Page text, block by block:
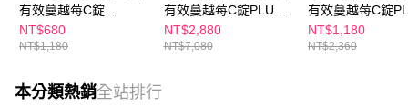
有效蔓越莓C錠
PLUS(30入/盒) D-甘露
糖+私密益生菌
NT$680
NT$1,180
有效蔓越莓C錠PLUS
30錠/盒 (x6盒) D-甘露
糖+私密益生菌
NT$2,880
NT$7,080
有效蔓越莓C錠
30錠/盒 (x2盒)
糖+私密益生菌
NT$1,180
NT$2,360
本分類熱銷全站排行